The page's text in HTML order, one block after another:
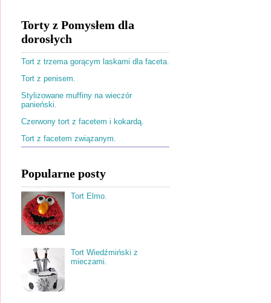
Torty z Pomysłem dla
dorosłych
Tort z trzema gorącym laskami dla faceta.
Tort z penisem.
Stylizowane muffiny na wieczór
panieński.
Czerwony tort z facetem i kokardą.
Tort z facetem związanym.
Popularne posty
Tort Elmo.
Tort Wiedźmiński z
mieczami.